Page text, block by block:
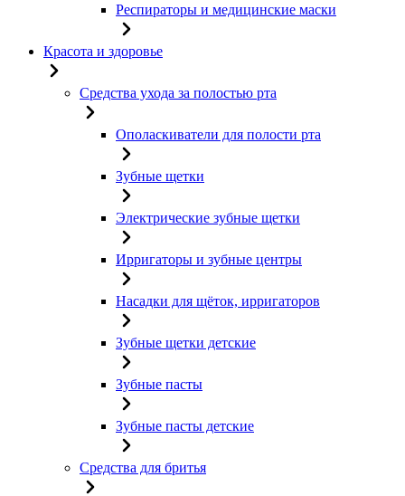
Респираторы и медицинские маски
Красота и здоровье
Средства ухода за полостью рта
Ополаскиватели для полости рта
Зубные щетки
Электрические зубные щетки
Ирригаторы и зубные центры
Насадки для щёток, ирригаторов
Зубные щетки детские
Зубные пасты
Зубные пасты детские
Средства для бритья